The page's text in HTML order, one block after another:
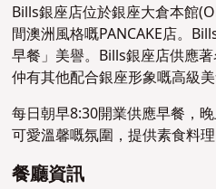
Bills銀座店位於銀座大倉本館
間澳洲風格嘅PANCAKE店。
早餐」美譽。Bills銀座店供應
仲有其他配合銀座形象嘅高級美
每日朝早8:30開業供應早餐，
可愛溫馨嘅氛圍，提供素食料
餐廳資訊